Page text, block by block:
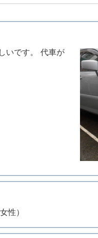
いです。 代車が
性）